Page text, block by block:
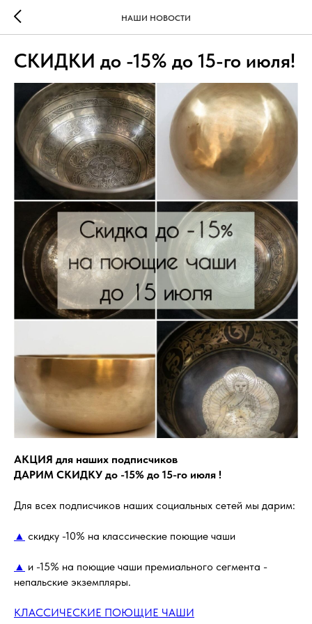
НАШИ НОВОСТИ
СКИДКИ до -15% до 15-го июля!
АКЦИЯ для наших подписчиков
ДАРИМ СКИДКУ до -15% до 15-го июля !
Для всех подписчиков наших социальных сетей мы дарим:
▲ скидку -10% на классические поющие чаши
▲ и -15% на поющие чаши премиального сегмента -
непальские экземпляры.
КЛАССИЧЕСКИЕ ПОЮЩИЕ ЧАШИ